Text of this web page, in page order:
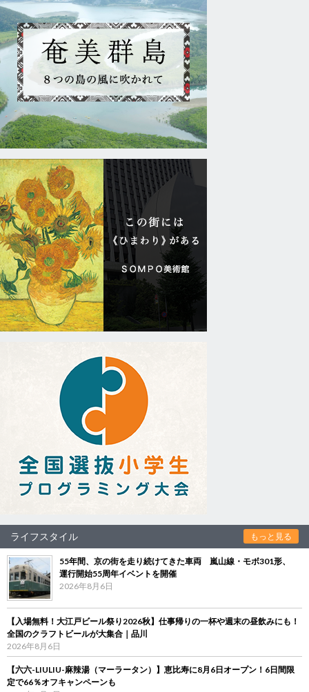
ライフスタイル もっと見る
55年間、京の街を走り続けてきた車両 嵐山線・モボ301形、
運行開始55周年イベントを開催
2026年8月6日
【入場無料！大江戸ビール祭り2026秋】仕事帰りの一杯や週末の昼飲みにも！
全国のクラフトビールが大集合｜品川
2026年8月6日
【六六-LIULIU-麻辣湯（マーラータン）】恵比寿に8月6日オープン！6日間限
定で66％オフキャンペーンも